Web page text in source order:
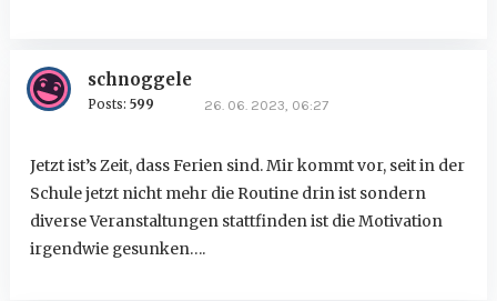
schnoggele
Posts: 599 26. 06. 2023, 06:27
Jetzt ist’s Zeit, dass Ferien sind. Mir kommt vor, seit in der
Schule jetzt nicht mehr die Routine drin ist sondern
diverse Veranstaltungen stattfinden ist die Motivation
irgendwie gesunken….